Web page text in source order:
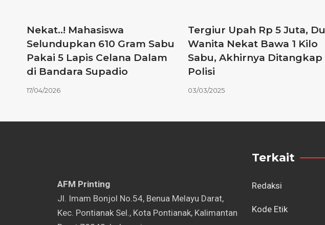
Nekat..! Mahasiswa
Selundupkan 610 Gram Sabu
Pakai 5 Lapis Celana Dalam
di Bandara Supadio
17/04/2026
Tergiur Upah Rp 5 Juta,
Wanita Nekat Bawa 1 Kilo
Sabu, Akhirnya Ditangkap
Polisi
03/03/2025
AFM Printing
⁠Jl. Imam Bonjol No.54, Benua Melayu Darat,
Kec. Pontianak Sel., Kota Pontianak, Kalimantan
Terkait
Redaksi
Kode Etik